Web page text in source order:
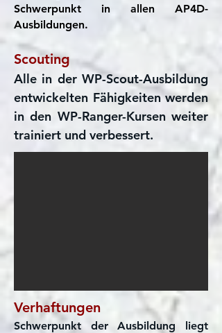
Schwerpunkt in allen AP4D-
Ausbildungen.
Scouting
Alle in der WP-Scout-Ausbildung
entwickelten Fähigkeiten werden
in den WP-Ranger-Kursen weiter
trainiert und verbessert.
Verhaftungen
Schwerpunkt der Ausbildung liegt